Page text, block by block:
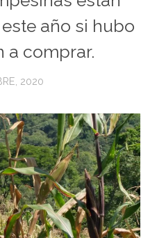
año si hubo
a comprar.
2020